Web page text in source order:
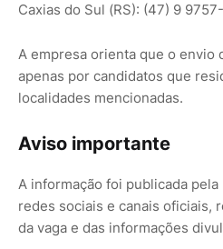
Caxias do Sul (RS): (47) 9
A empresa orienta que o envio
apenas por candidatos que
localidades mencionadas.
Aviso importante
A informação foi publicada
redes sociais e canais oficiais,
da vaga e das informações